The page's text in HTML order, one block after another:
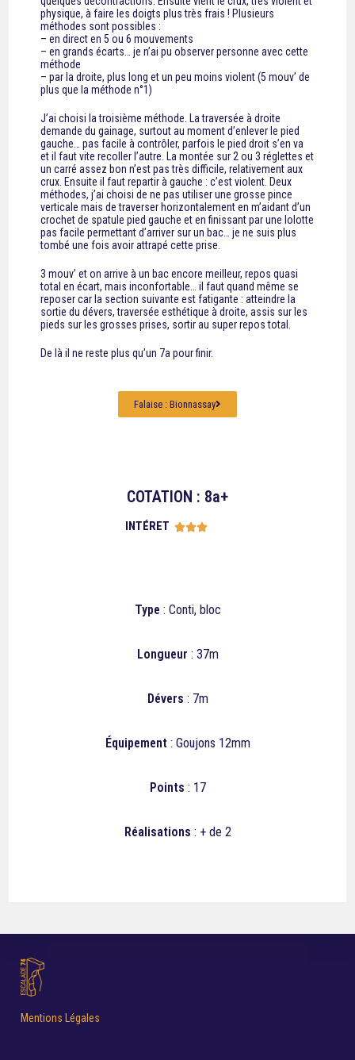
physique, à faire les doigts plus très frais ! Plusieurs
méthodes sont possibles :
– en direct en 5 ou 6 mouvements
– en grands écarts… je n’ai pu observer personne avec cette
méthode
– par la droite, plus long et un peu moins violent (5 mouv’ de
plus que la méthode n°1)
J’ai choisi la troisième méthode. La traversée à droite
demande du gainage, surtout au moment d’enlever le pied
gauche… pas facile à contrôler, parfois le pied droit s’en va
et il faut vite recoller l’autre. La montée sur 2 ou 3 réglettes et
un carré assez bon n’est pas très difficile, relativement aux
crux. Ensuite il faut repartir à gauche : c’est violent. Deux
méthodes, j’ai choisi de ne pas utiliser une grosse pince
verticale mais de traverser horizontalement en m’aidant d’un
crochet de spatule pied gauche et en finissant par une lolotte
pas facile permettant d’arriver sur un bac… je ne suis plus
tombé une fois avoir attrapé cette prise.
3 mouv’ et on arrive à un bac encore meilleur, repos quasi
total en écart, mais inconfortable… il faut quand même se
reposer car la section suivante est fatigante : atteindre la
sortie du dévers, traversée esthétique à droite, assis sur les
pieds sur les grosses prises, sortir au super repos total.
De là il ne reste plus qu’un 7a pour finir.
Falaise : Bionnassay
COTATION : 8a+
INTÉRET 
Type : Conti, bloc
Longueur : 37m
Dévers : 7m
Équipement: Goujons 12mm
Points : 17
Réalisations : + de 2
Mentions Légales